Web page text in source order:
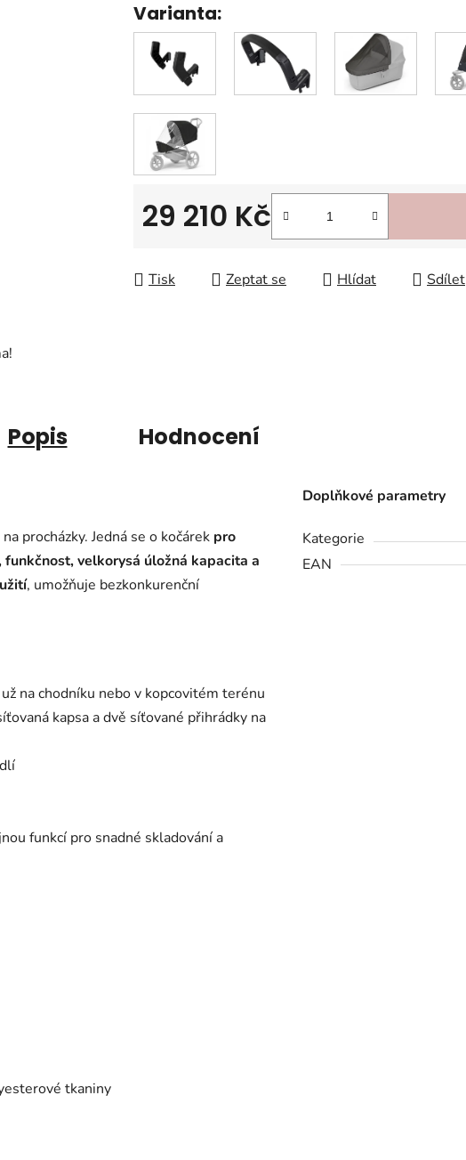
Varianta:
29 210 Kč
Tisk Zeptat se Hlídat Sdílet
Popis
Hodnocení
procházky. Jedná se o kočárek pro
funkčnost, velkorysá úložná kapacita a
, umožňuje bezkonkurenční
na chodníku nebo v kopcovitém terénu
kapsa a dvě síťované přihrádky na
funkcí pro snadné skladování a
tkaniny
Doplňkové parametry
Kategorie
EAN